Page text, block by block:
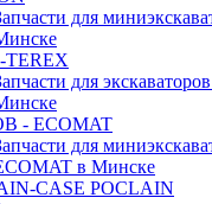
для
TEREX
для
- ECOMAT
для
в Минске
CASE POCLAIN